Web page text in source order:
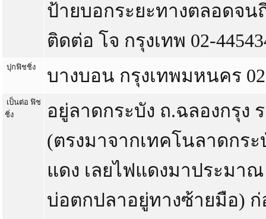
ป้ายบอกระยะทางตลอดจน
ติดต่อ โจ กรุงเทพ 02-
ปุกฟิชชิ่ง บางบอน กรุงเทพมหนคร
เป็นต่อ ฟิช
ชิ่ง
อยู่ลาดกระบัง ถ.ฉลองกรุง
(ตรงมาจากเทคโนลาดกระ
แดง เลยไฟแดงมาประมาณ
บ่อตกปลาอยู่ทางซ้ายมือ)